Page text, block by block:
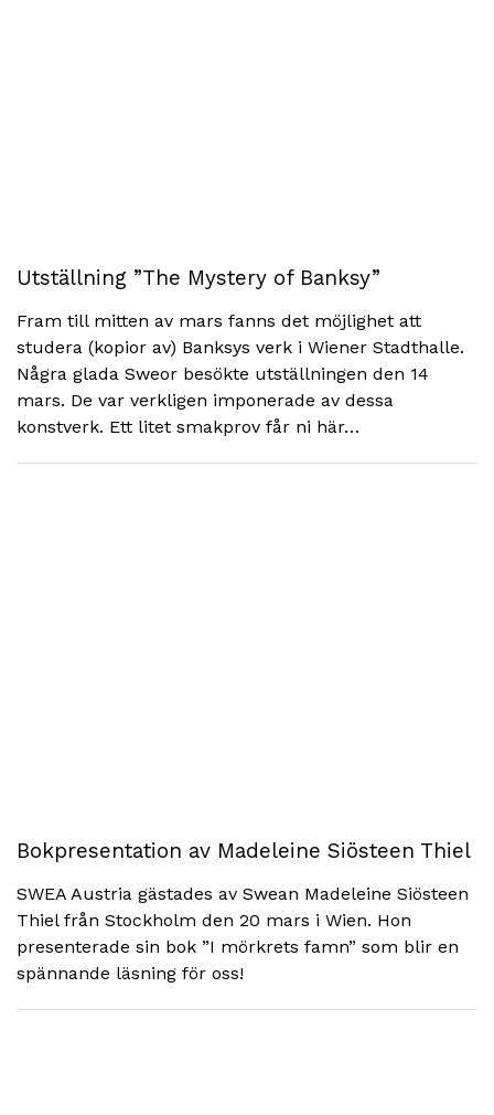
Utställning ”The Mystery of Banksy”
Fram till mitten av mars fanns det möjlighet att
studera (kopior av) Banksys verk i Wiener Stadthalle.
Några glada Sweor besökte utställningen den 14
mars. De var verkligen imponerade av dessa
konstverk. Ett litet smakprov får ni här…
Bokpresentation av Madeleine Siösteen Thiel
SWEA Austria gästades av Swean Madeleine Siösteen
Thiel från Stockholm den 20 mars i Wien. Hon
presenterade sin bok ”I mörkrets famn” som blir en
spännande läsning för oss!